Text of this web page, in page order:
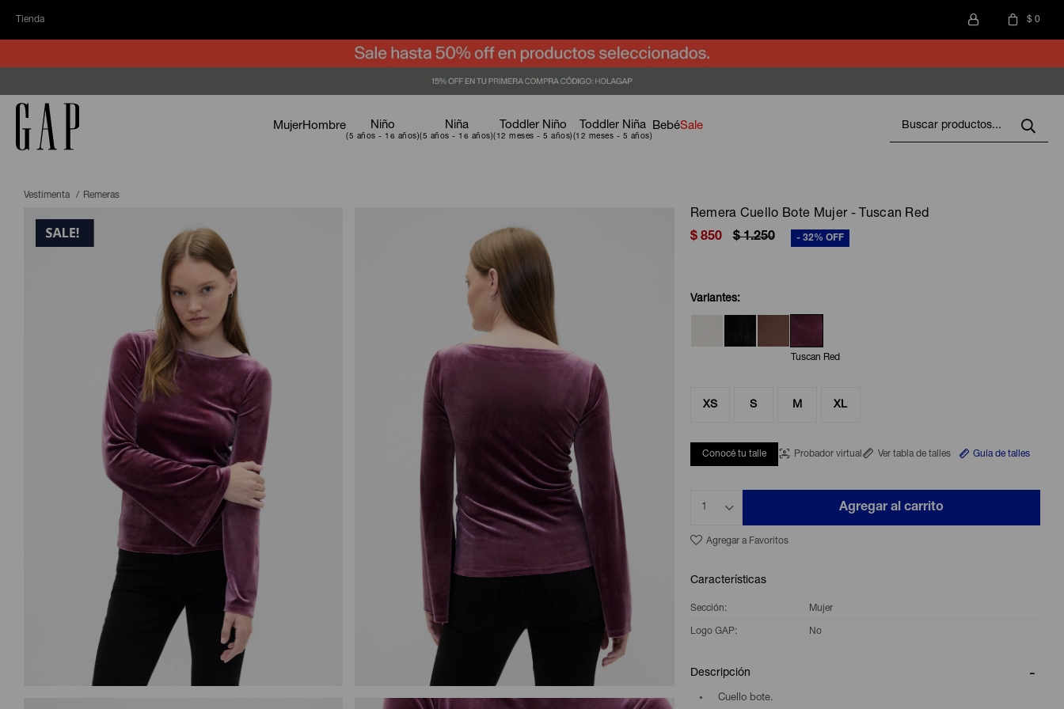
Tienda $ 0
MujerHombre Niño Niña Toddler Niño Toddler Niña BebéSale
Vestimenta Remeras
Remera Cuello Bote Mujer - Tuscan Red
$ 850 $ 1.250 32
Variantes:
Tuscan Red
XS S M XL
Conocé tu talle Probador virtual Ver tabla de talles Guía de talles
1 Agregar al carrito
Características
Sección Mujer
Logo GAP No
Descripción
Cuello bote.